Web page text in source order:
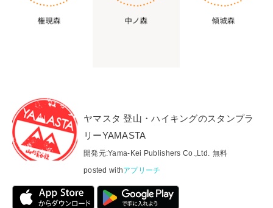
ヤマスタ 登山・ハイキングのスタンプラ
リーYAMASTA
開発元:Yama-Kei Publishers Co.,Ltd. 無料
posted withアプリーチ